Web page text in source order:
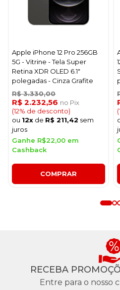
Apple iPhone 12 Pro 256GB
5G - Vitrine - Tela Super
Retina XDR OLED 6.1"
polegadas - Cinza Grafite
R$ 3.330,00
R$ 2.232,56 no Pix
(12% de desconto)
ou 12x de R$ 211,42 sem
juros
Ganhe R$22,00 em
Cashback
COMPRAR
RECEBA
Entre para o nosso